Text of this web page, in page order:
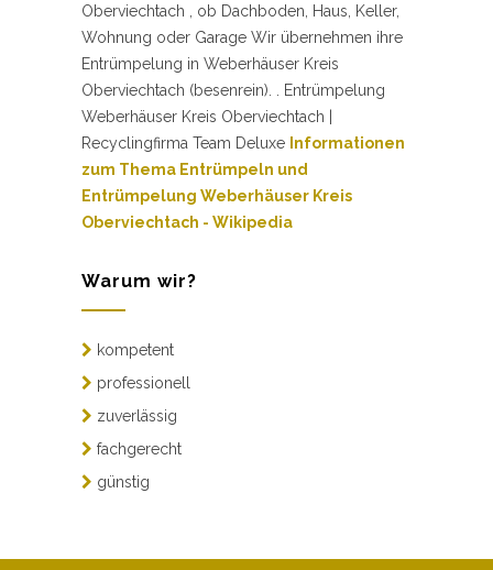
Oberviechtach , ob Dachboden, Haus, Keller,
Wohnung oder Garage Wir übernehmen ihre
Entrümpelung in Weberhäuser Kreis
Oberviechtach (besenrein). . Entrümpelung
Weberhäuser Kreis Oberviechtach |
Recyclingfirma Team Deluxe Informationen
zum Thema Entrümpeln und
Entrümpelung Weberhäuser Kreis
Oberviechtach - Wikipedia
Warum wir?
kompetent
professionell
zuverlässig
fachgerecht
günstig